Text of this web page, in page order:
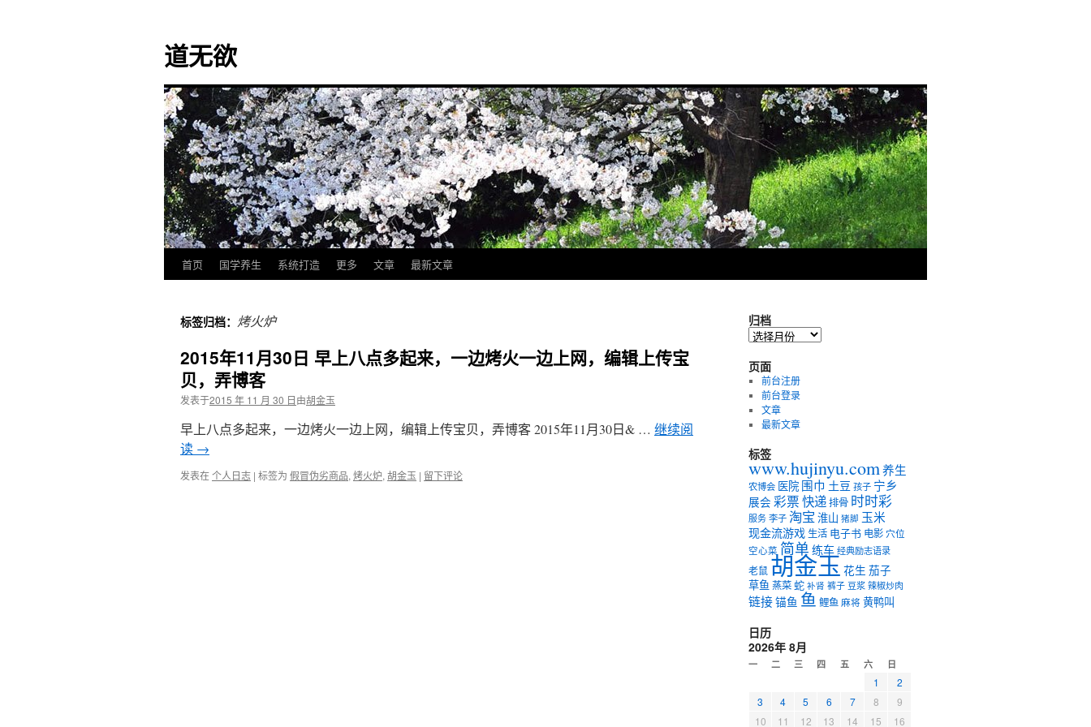
道无欲
正
文
首页 国学养生 系统打造 更多 文章 最新文章
标签归档： 烤火炉
2015年11月30日 早上八点多起来，一边烤火一边上网，编辑上传宝
贝，弄博客
发表于2015 年 11 月 30 日由胡金玉
早上八点多起来，一边烤火一边上网，编辑上传宝贝，弄博客 2015年11月30日& … 继续阅
读 →
发表在个人日志 | 标签为 假冒伪劣商品, 烤火炉, 胡金玉 | 留下评论
归档
归
页面
前台注册
前台登录
文章
最新文章
标签
www.hujinyu.com养生
农博会 医院 围巾 土豆 孩子 宁乡
展会 彩票 快递排骨 时时彩
服务 李子 淘宝 淮山 猪脚 玉米
现金流游戏 生活 电子书 电影 穴位
空心菜 简单 练车 经典励志语录
老鼠 胡金玉花生 茄子
草鱼 蒸菜 蛇 补肾 裤子 豆浆 辣椒炒肉
链接锚鱼 鱼 鲤鱼 麻将 黄鸭叫
日历
2026年 8月
一 二 三 四 五 六 日
1
2
3
4 5 6 7 8
9
10
11 12 13 14 15 16